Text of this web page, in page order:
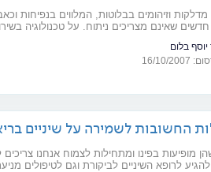
וזיהומים בבלוטות, המלווים בנפיחות
חדשים שאינם מצריכים ניתוח. על טכנולוגיה
יוסף בלום
2007
החשובות לשמירה על שיניים
מופיעות בפינו ומתחילות לצמוח אנחנו צריכים
לרופא השיניים לביקורת וגם לטיפולים